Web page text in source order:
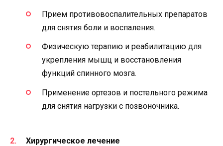
Прием противовоспалительных препаратов
для снятия боли и воспаления.
Физическую терапию и реабилитацию для
укрепления мышц и восстановления
функций спинного мозга.
Применение ортезов и постельного режима
для снятия нагрузки с позвоночника.
Хирургическое лечение